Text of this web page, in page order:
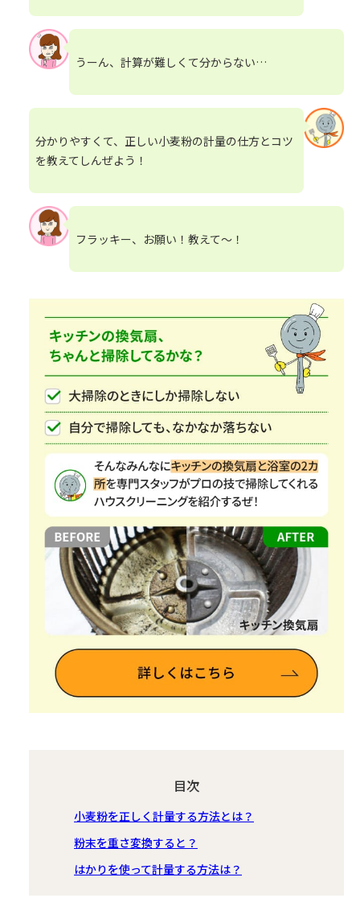
うーん、計算が難しくて分からない…
分かりやすくて、正しい小麦粉の計量の仕方とコツ
を教えてしんぜよう！
フラッキー、お願い！教えて～！
目次
小麦粉を正しく計量する方法とは？
粉末を重さ変換すると？
はかりを使って計量する方法は？